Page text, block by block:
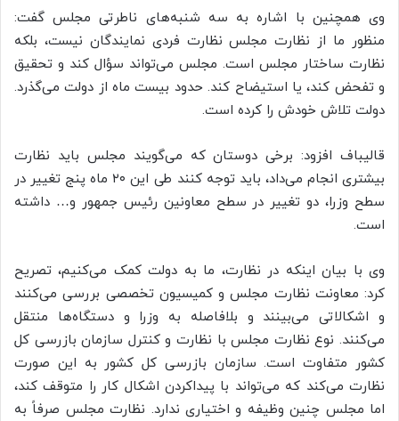
وی همچنین با اشاره به سه شنبه‌های ناطرتی مجلس گفت:
منظور ما از نظارت مجلس نظارت فردی نمایندگان نیست، بلکه
نظارت ساختار مجلس است. مجلس می‌تواند سؤال کند و تحقیق
و تفحض کند، یا استیضاح کند. حدود بیست ماه از دولت می‌گذرد.
دولت تلاش خودش را کرده است.
قالیباف افزود: برخی دوستان که می‌گویند مجلس باید نظارت
بیشتری انجام می‌داد، باید توجه کنند طی این ۲۰ ماه پنج تغییر در
سطح وزرا، دو تغییر در سطح معاونین رئیس جمهور و… داشته
است.
وی با بیان اینکه در نظارت، ما به دولت کمک می‌کنیم، تصریح
کرد: معاونت نظارت مجلس و کمیسیون تخصصی بررسی می‌کنند
و اشکالاتی می‌بینند و بلافاصله به وزرا و دستگاه‌ها منتقل
می‌کنند. نوع نظارت مجلس با نظارت و کنترل سازمان بازرسی کل
کشور متفاوت است. سازمان بازرسی کل کشور به این صورت
نظارت می‌کند که می‌تواند با پیداکردن اشکال کار را متوقف کند،
اما مجلس چنین وظیفه و اختیاری ندارد. نظارت مجلس صرفاً به